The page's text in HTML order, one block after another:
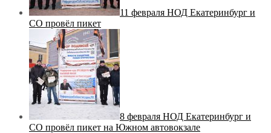
11 февраля НОД Екатеринбург и
СО провёл пикет
8 февраля НОД Екатеринбург и
СО провёл пикет на Южном автовокзале